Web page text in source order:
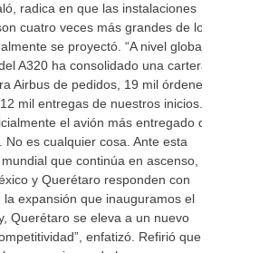
radica en que las instalaciones
cuatro veces más grandes de lo
se proyectó. “A nivel global,
A320 ha consolidado una cartera
Airbus de pedidos, 19 mil órdenes
mil entregas de nuestros inicios.
el avión más entregado de
No es cualquier cosa. Ante esta
que continúa en ascenso,
y Querétaro responden con
la expansión que inauguramos el
Querétaro se eleva a un nuevo
enfatizó. Refirió que,